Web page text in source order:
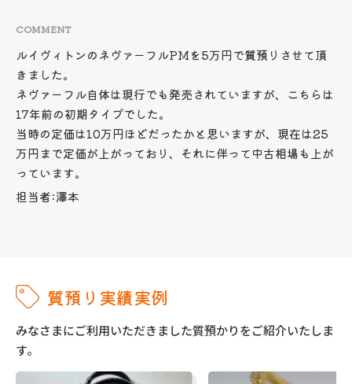
COMMENT
ルイヴィトンのネヴァーフルPMを5万円で質預りさせて頂
きました。
ネヴァーフル自体は現行でも発売されていますが、こちらは
17年前の初期タイプでした。
当時の定価は10万円ほどだったかと思いますが、現在は25
万円まで定価が上がっており、それに伴って中古相場も上が
っています。
担当者:澤本
質預り実績実例
みなさまにご利用いただきました質預かりをご紹介いたしま
す。